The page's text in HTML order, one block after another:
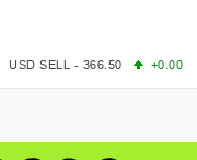
USD SELL - 366.50
+0.00